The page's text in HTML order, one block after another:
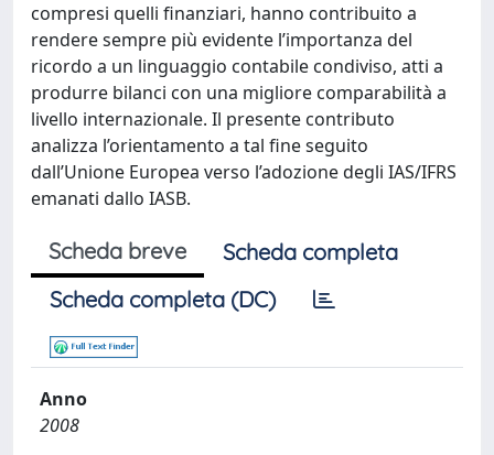
compresi quelli finanziari, hanno contribuito a
rendere sempre più evidente l’importanza del
ricordo a un linguaggio contabile condiviso, atti a
produrre bilanci con una migliore comparabilità a
livello internazionale. Il presente contributo
analizza l’orientamento a tal fine seguito
dall’Unione Europea verso l’adozione degli IAS/IFRS
emanati dallo IASB.
Scheda breve
Scheda completa
Scheda completa (DC)
Anno
2008